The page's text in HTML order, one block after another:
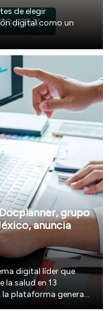
de elegir
digital como un
grupo
anuncia
digital líder que
la salud en 13
plataforma genera